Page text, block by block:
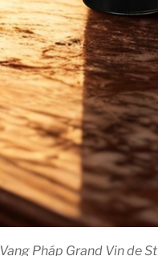
Vang Pháp Grand Vin de